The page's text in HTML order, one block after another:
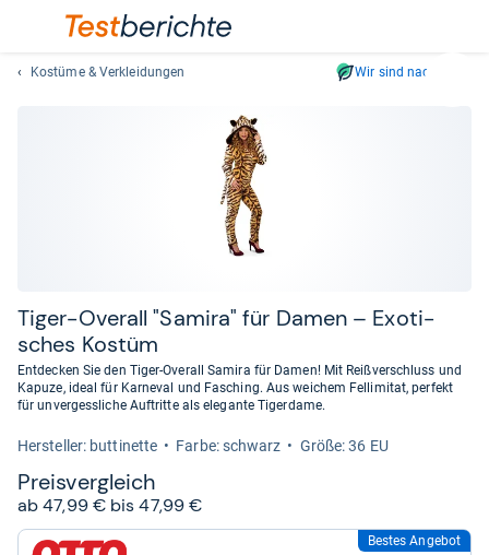
sich
Kostüme & Verkleidungen Wir sind nachhaltig
Tiger-​Over­all "Samira" für Damen – Exo­ti­
sches Kostüm
Entdecken Sie den Tiger-Overall Samira für Damen! Mit Reißverschluss und
Kapuze, ideal für Karneval und Fasching. Aus weichem Fellimitat, perfekt
für unvergessliche Auftritte als elegante Tigerdame.
Her­stel­ler: buttinette Farbe: schwarz Größe: 36 EU
Preis­ver­gleich
ab 47,99 € bis 47,99 €
zum
Bestes Angebot